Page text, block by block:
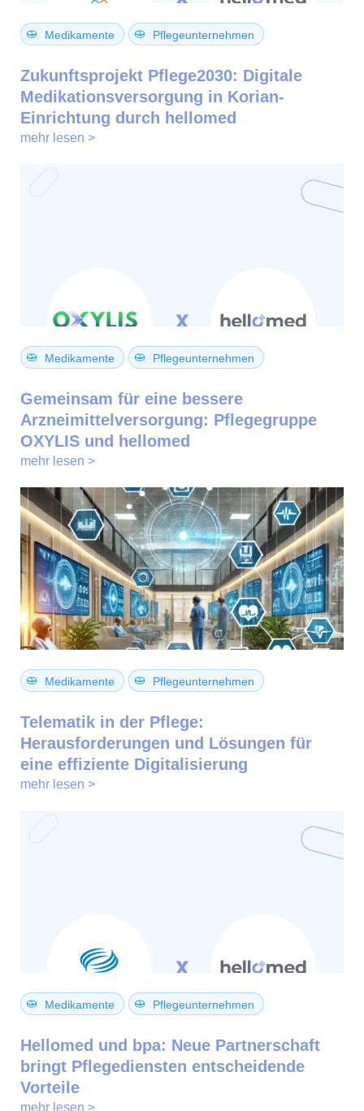
Medikamente Pflegeunternehmen
Zukunftsprojekt Pflege2030: Digitale
Medikationsversorgung in Korian-
Einrichtung durch hellomed
mehr lesen >
Medikamente Pflegeunternehmen
Gemeinsam für eine bessere
Arzneimittelversorgung: Pflegegruppe
OXYLIS und hellomed
mehr lesen >
Medikamente Pflegeunternehmen
Telematik in der Pflege:
Herausforderungen und Lösungen für
eine effiziente Digitalisierung
mehr lesen >
Medikamente Pflegeunternehmen
Hellomed und bpa: Neue Partnerschaft
bringt Pflegediensten entscheidende
Vorteile
mehr lesen >